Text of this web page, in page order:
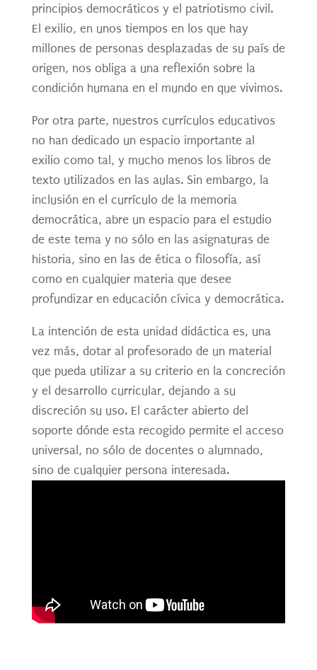
principios democráticos y el patriotismo civil.
El exilio, en unos tiempos en los que hay
millones de personas desplazadas de su país de
origen, nos obliga a una reflexión sobre la
condición humana en el mundo en que vivimos.
Por otra parte, nuestros currículos educativos
no han dedicado un espacio importante al
exilio como tal, y mucho menos los libros de
texto utilizados en las aulas. Sin embargo, la
inclusión en el currículo de la memoria
democrática, abre un espacio para el estudio
de este tema y no sólo en las asignaturas de
historia, sino en las de ética o filosofía, así
como en cualquier materia que desee
profundizar en educación cívica y democrática.
La intención de esta unidad didáctica es, una
vez más, dotar al profesorado de un material
que pueda utilizar a su criterio en la concreción
y el desarrollo curricular, dejando a su
discreción su uso. El carácter abierto del
soporte dónde esta recogido permite el acceso
universal, no sólo de docentes o alumnado,
sino de cualquier persona interesada.